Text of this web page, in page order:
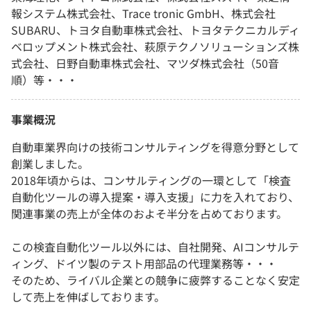
報システム株式会社、Trace tronic GmbH、株式会社
SUBARU、トヨタ自動車株式会社、トヨタテクニカルディ
ベロップメント株式会社、萩原テクノソリューションズ株
式会社、日野自動車株式会社、マツダ株式会社（50音
順）等・・・
事業概況
自動車業界向けの技術コンサルティングを得意分野として
創業しました。
2018年頃からは、コンサルティングの一環として「検査
自動化ツールの導入提案・導入支援」に力を入れており、
関連事業の売上が全体のおよそ半分を占めております。
この検査自動化ツール以外には、自社開発、AIコンサルテ
ィング、ドイツ製のテスト用部品の代理業務等・・・
そのため、ライバル企業との競争に疲弊することなく安定
して売上を伸ばしております。